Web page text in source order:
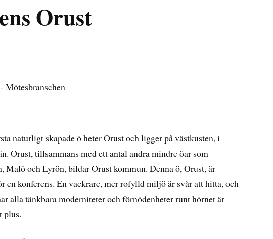
Orust
naturligt skapade ö heter Orust och ligger på västkusten, i
Orust, tillsammans med ett antal andra mindre öar som
Malö och Lyrön, bildar Orust kommun. Denna ö, Orust, är
en konferens. En vackrare, mer rofylld miljö är svår att hitta, och
alla tänkbara moderniteter och förnödenheter runt hörnet är
plus.